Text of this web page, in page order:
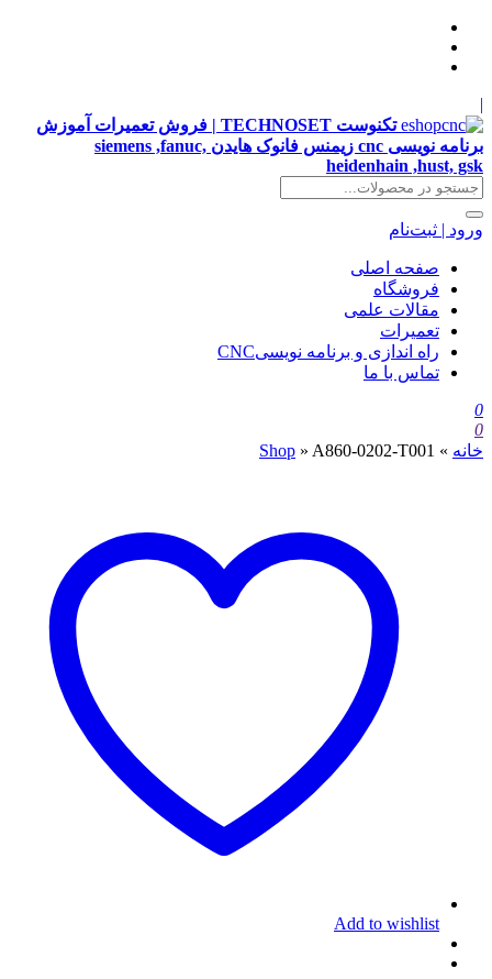
|
تکنوست TECHNOSET | فروش تعمیرات آموزش
برنامه نویسی cnc زیمنس فانوک هایدن siemens ,fanuc,
heidenhain ,hust, gsk
ورود | ثبت‌نام
صفحه اصلی
فروشگاه
مقالات علمی
تعمیرات
راه اندازی و برنامه نویسیCNC
تماس با ما
0
0
خانه »
Shop » A860-0202-T001
Add to wishlist